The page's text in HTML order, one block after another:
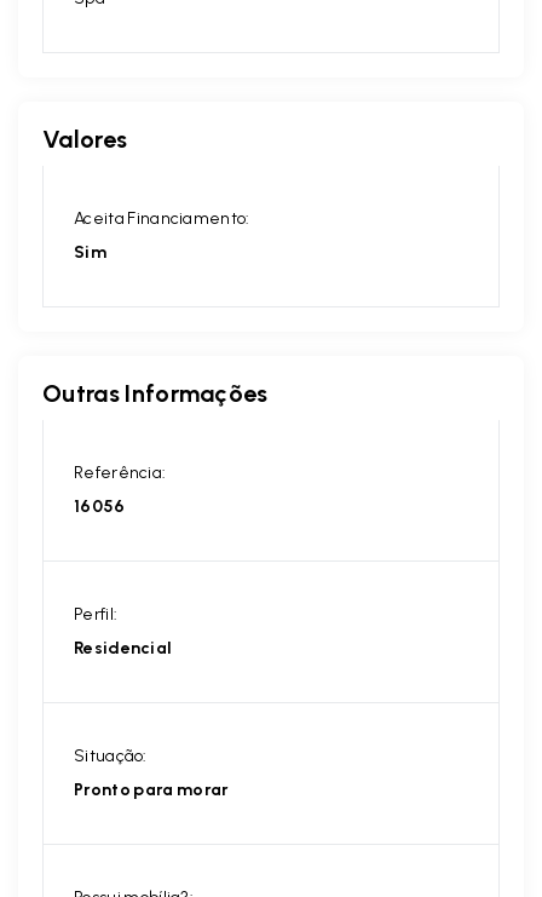
Valores
Aceita Financiamento:
Sim
Outras Informações
Referência:
16056
Perfil:
Residencial
Situação:
Pronto para morar